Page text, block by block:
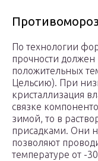
По технологии
прочности должен
положительных
Цельсию). При
кристаллизация
связке
зимой, то в
присадками. Они
позволяют
температуре от -